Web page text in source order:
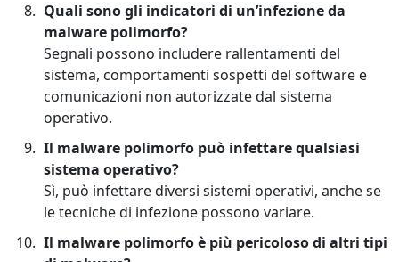
Quali sono gli indicatori di un’infezione da
malware polimorfo?
Segnali possono includere rallentamenti del
sistema, comportamenti sospetti del software e
comunicazioni non autorizzate dal sistema
operativo.
Il malware polimorfo può infettare qualsiasi
sistema operativo?
Sì, può infettare diversi sistemi operativi, anche se
le tecniche di infezione possono variare.
Il malware polimorfo è più pericoloso di altri tipi